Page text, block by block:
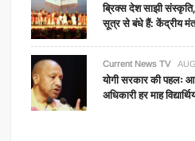
ब्रिक्स देश साझी
सूत्र से बंधे हैं: केंद्रीय
Current News TV
योगी सरकार की
अधिकारी हर माह